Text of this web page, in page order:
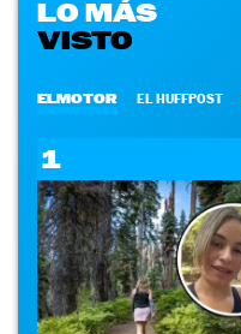
LO MÁS
VISTO
ELMOTOR EL HUFFPOST
1